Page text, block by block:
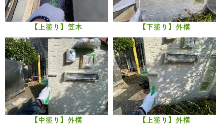
【上塗り】笠木 【下塗り】外構
【中塗り】外構 【上塗り】外構